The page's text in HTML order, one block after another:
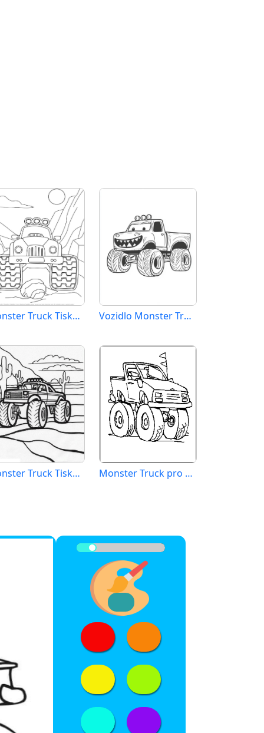
Monster Truck Tisknutelný Vozidlo Monster Truck
Monster Truck Tisknutelný pro Děti Monster Truck pro 1leté Děti